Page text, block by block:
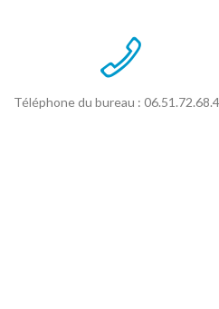
Téléphone du bureau :